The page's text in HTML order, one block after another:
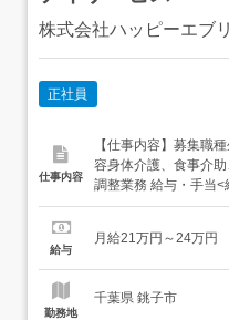
株式会社ハッピーエブ
正社員
仕事内容
【仕事内容】募集職
容身体介護、食事介
調整業務 給与・手当<
>交通費支給:実費(上
(ケアマネジャー)、主
給与
月給21万円～24万円
勤務地
千葉県 銚子市